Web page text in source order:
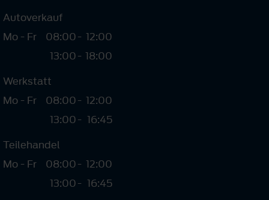
Autoverkauf
Mo - Fr
08:00
13:00
-
-
12:00
18:00
Werkstatt
Mo - Fr
08:00
13:00
-
-
12:00
16:45
Teilehandel
Mo - Fr
08:00
13:00
-
-
12:00
16:45